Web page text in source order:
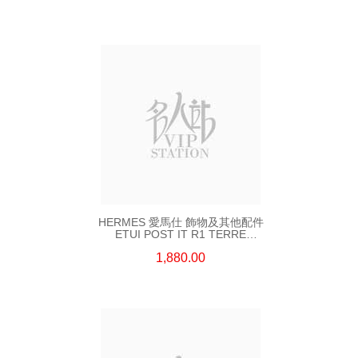
HERMES 愛馬仕 飾物及其他配件
ETUI POST IT R1 TERRE
1,880.00